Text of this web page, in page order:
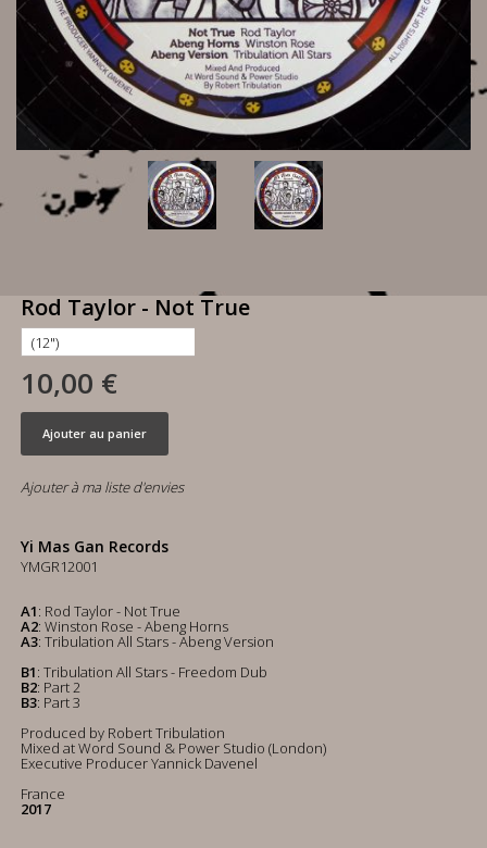
Rod Taylor - Not True
10,00 €
Ajouter au panier
Ajouter à ma liste d'envies
Yi Mas Gan Records
YMGR12001
A1: Rod Taylor - Not True
A2: Winston Rose - Abeng Horns
A3: Tribulation All Stars - Abeng Version
B1: Tribulation All Stars - Freedom Dub
B2: Part 2
B3: Part 3
Produced by Robert Tribulation
Mixed at Word Sound & Power Studio (London)
Executive Producer Yannick Davenel
France
2017